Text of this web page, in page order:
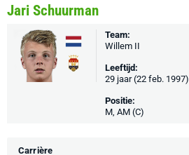
Jari Schuurman
Team:
Willem II
Leeftijd:
29 jaar (22 feb. 1997)
Positie:
M, AM (C)
Carrière